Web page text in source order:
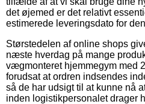
det øjemed er det relativt
estimerede leveringsdato for
Størstedelen af online shops
næste hverdag på mange
vægmonteret hjemmegym med
forudsat at ordren indsendes
så de har udsigt til at kunne nå
inden logistikpersonalet drager